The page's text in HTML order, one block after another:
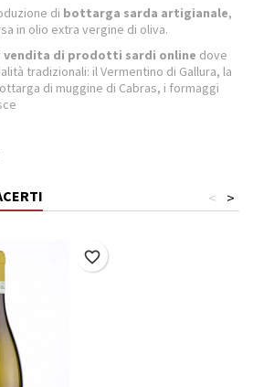
di bottarga sarda artigianale,
in olio extra vergine di oliva.
vendita di prodotti sardi online dove
tradizionali: il Vermentino di Gallura, la
di muggine di Cabras, i formaggi
>
<
favorite_border